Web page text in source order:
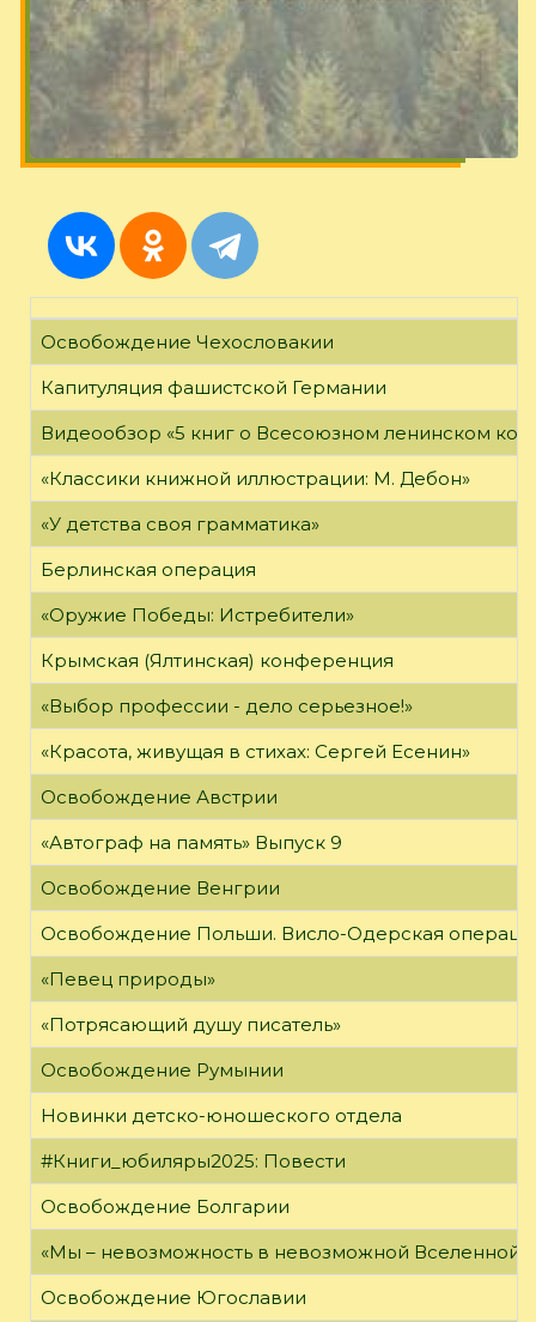
Освобождение Чехословакии
Капитуляция фашистской Германии
Видеообзор «5 книг о Всесоюзном ленинском
«Классики книжной иллюстрации: М. Дебон»
«У детства своя грамматика»
Берлинская операция
«Оружие Победы: Истребители»
Крымская (Ялтинская) конференция
«Выбор профессии - дело серьезное!»
«Красота, живущая в стихах: Сергей Есенин»
Освобождение Австрии
«Автограф на память» Выпуск 9
Освобождение Венгрии
Освобождение Польши. Висло-Одерская
«Певец природы»
«Потрясающий душу писатель»
Освобождение Румынии
Новинки детско-юношеского отдела
#Книги_юбиляры2025: Повести
Освобождение Болгарии
«Мы – невозможность в невозможной Вселенной»
Освобождение Югославии